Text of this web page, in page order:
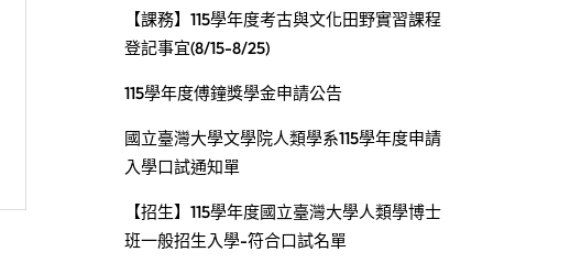
【課務】115學年度考古與文化田野實習課程
登記事宜(8/15-8/25)
115學年度傅鐘獎學金申請公告
國立臺灣大學文學院人類學系115學年度申請
入學口試通知單
【招生】115學年度國立臺灣大學人類學博士
班一般招生入學-符合口試名單